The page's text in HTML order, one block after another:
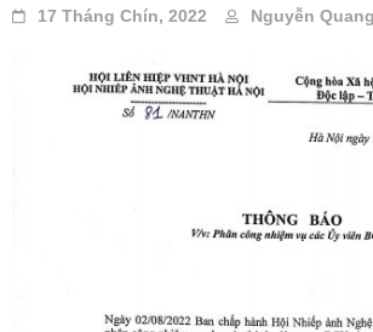
17 Tháng Chín, 2022 Nguyễn